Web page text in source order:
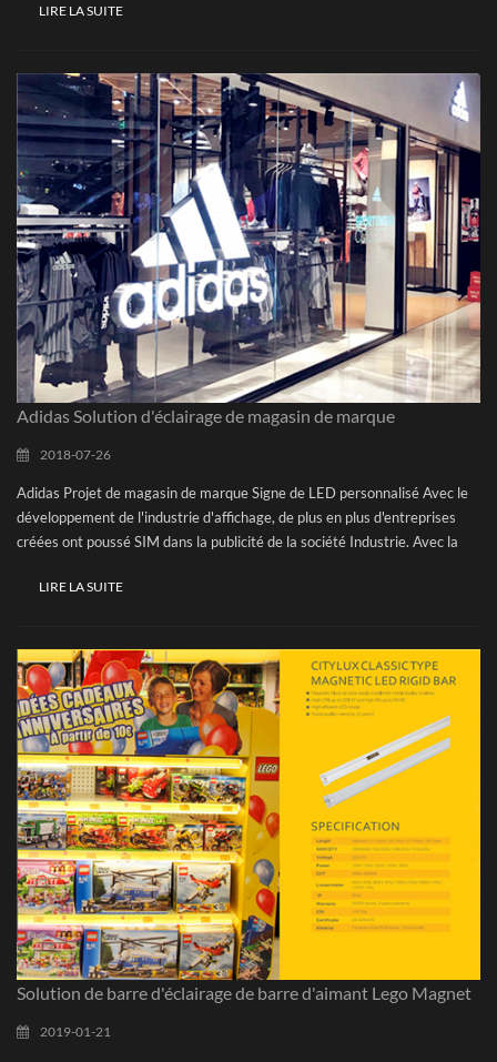
notre vie, peu importe l'expérience d'achat, la publicité, le divertissement,
qui conviennent à une installation installée dans des lieux de publication
et répondent aux exigences des étagères de marque mondiale Affichage.
VilleLux sont le Solution d'éclairage unique fournisseur qui se concentrent
sur la zone d'affichage du commerce de détail et pop, notre solution
d'éclairage peut aider à améliorer le désir des consommateurs, puis aidez
le magasin à développer leur Ventes en bas Performance. VilleLux Ayez
une bonne réputation dans ce domaine, servit beaucoup de marque
célèbre, par exemple Lego, Wal-Mart, Siemens, Lancome, Hasbro etc.
POE HASBRO projet Depuis 2014 jusqu'à Maintenant, VilleLux Solution
d'éclairage Poea été utilisé dans plus de 1000 HASBRO Magasins de 93
détaillants dans 24 Pays. Nous sont très fiers de cela, dans ce cas, nous
utilisons principalement les bandes rigides personnalisées en centaines
de types pour différentes longueurs de longueur et de connexion, nous
nous concentrons sur la correspondance HASBRO s'affiche pour atteindre
l'effet merveilleux pour améliorer l'expérience consommatrice et stocker
des ventes Volumes. Présentation du produitIdentique augo, à Hasbro,
d'une solution mixte comprenant des pièces d'éclairage, des pièces de
connexion, des pièces de capteur et PSU Pièces, etc. Nous sont
convaincus que nous sommes le bon choix pour HASBRO, des centaines
LIRE LA SUITE
Adidas Solution d'éclairage de magasin de marque
2018-07-26
Adidas Projet de magasin de marque Signe de LED personnalisé Avec le
développement de l'industrie d'affichage, de plus en plus d'entreprises
créées ont poussé SIM dans la publicité de la société Industrie. Avec la
avec des clients du projet de marque et aidez les clients à montrer des
services les célèbres marques partout dans le monde World. VilleLux a
commencé à coopérer avec la célèbre marque allemande Adidas En
2013, nous nous fournissons avec le logo Illuminant. Au cours des
dernières années, nous avons strictement respecté par le adidas Normes
de contrôle de la qualité, assurer la qualité de la stabilité, différents lots
de produits de même température de couleur et la lumière est uniforme.
LIRE LA SUITE
Solution de barre d'éclairage de barre d'aimant Lego Magnet
2019-01-21